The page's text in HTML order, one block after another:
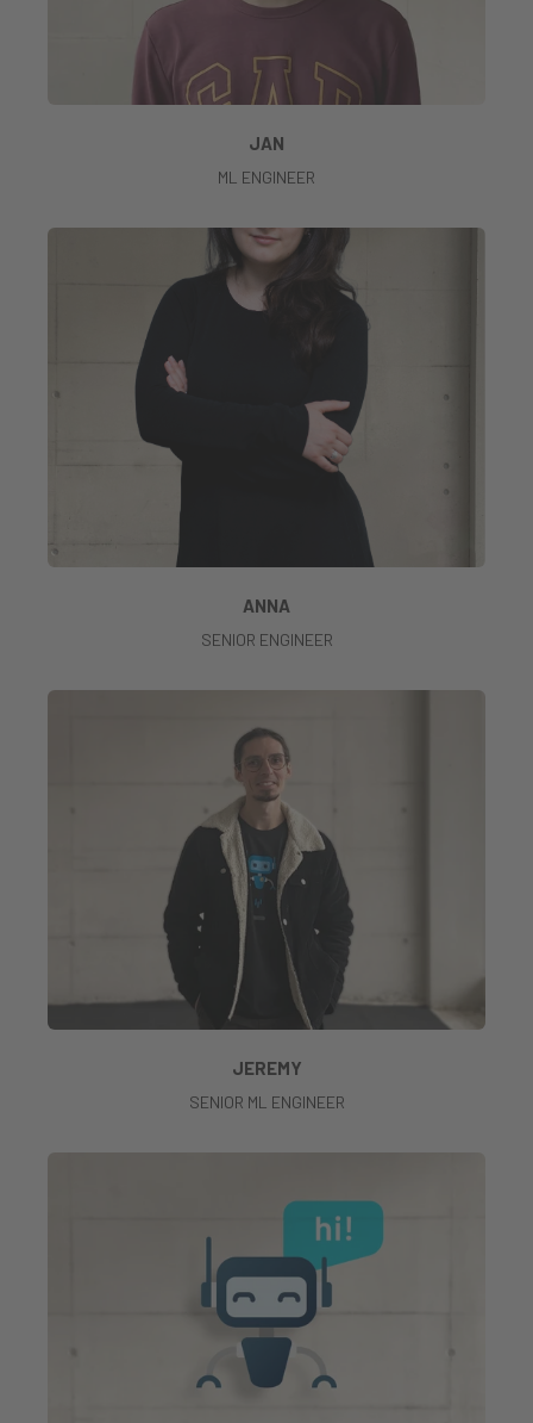
JAN
ML ENGINEER
ANNA
SENIOR ENGINEER
JEREMY
SENIOR ML ENGINEER